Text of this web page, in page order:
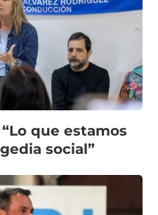
que estamos
social”